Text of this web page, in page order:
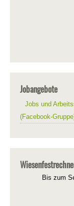
Jobangebote
Jobs und
(Facebook-
Bis zum